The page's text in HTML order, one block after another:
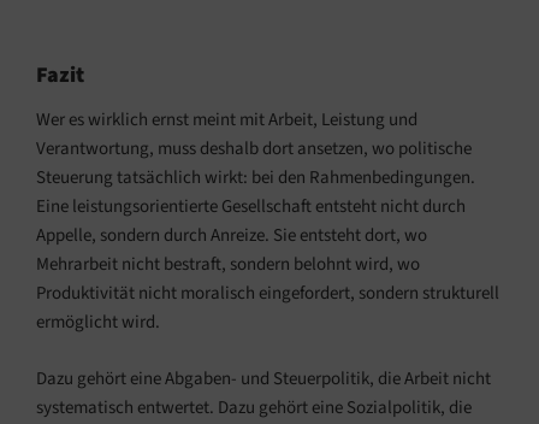
Fazit
Wer es wirklich ernst meint mit Arbeit, Leistung und
Verantwortung, muss deshalb dort ansetzen, wo politische
Steuerung tatsächlich wirkt: bei den Rahmenbedingungen.
Eine leistungsorientierte Gesellschaft entsteht nicht durch
Appelle, sondern durch Anreize. Sie entsteht dort, wo
Mehrarbeit nicht bestraft, sondern belohnt wird, wo
Produktivität nicht moralisch eingefordert, sondern strukturell
ermöglicht wird.
Dazu gehört eine Abgaben- und Steuerpolitik, die Arbeit nicht
systematisch entwertet. Dazu gehört eine Sozialpolitik, die